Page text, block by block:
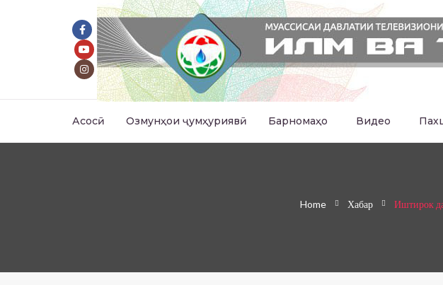
Асосӣ Озмунҳои ҷумҳуриявӣ Барномаҳо Видео
Home Хабар Иштирок